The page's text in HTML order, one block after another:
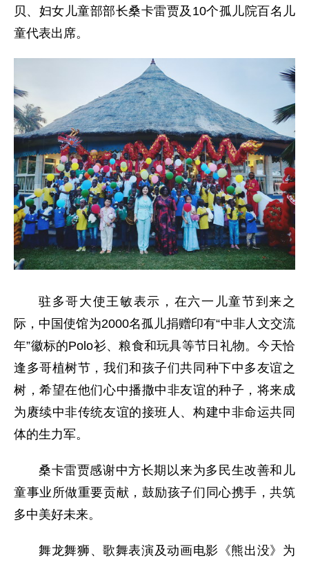
贝、妇女儿童部部长桑卡雷贾及10个孤儿院百名儿
童代表出席。
驻多哥大使王敏表示，在六一儿童节到来之
际，中国使馆为2000名孤儿捐赠印有“中非人文交流
年”徽标的Polo衫、粮食和玩具等节日礼物。今天恰
逢多哥植树节，我们和孩子们共同种下中多友谊之
树，希望在他们心中播撒中非友谊的种子，将来成
为赓续中非传统友谊的接班人、构建中非命运共同
体的生力军。
桑卡雷贾感谢中方长期以来‌为多民生改善和儿
童事业所做重要贡献，鼓励孩子们同心携手，共筑
多中美好未来。
舞龙舞狮、歌舞表演及动画电影《熊出没》为